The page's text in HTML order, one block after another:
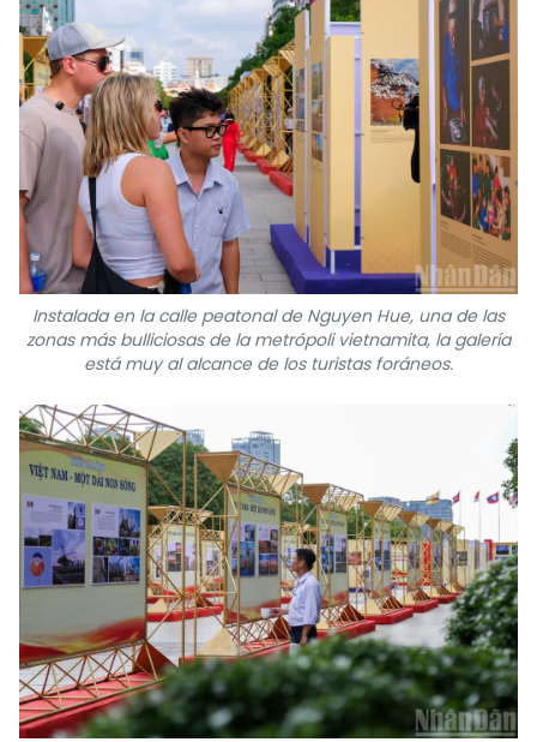
Instalada en la calle peatonal de Nguyen Hue, una de las
zonas más bulliciosas de la metrópoli vietnamita, la galería
está muy al alcance de los turistas foráneos.